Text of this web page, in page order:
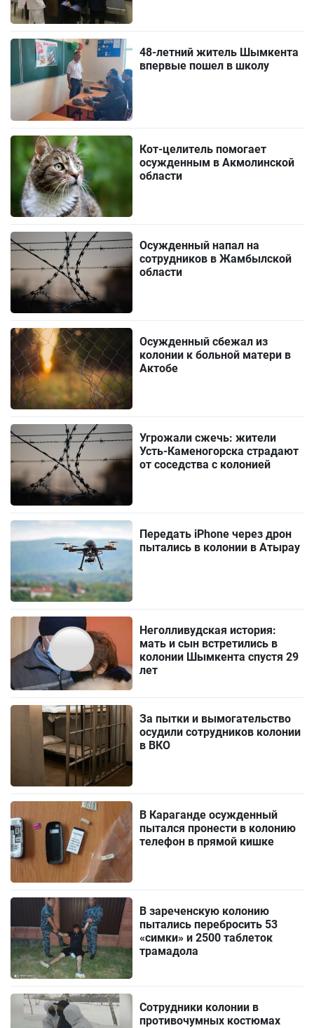
48-летний житель Шымкента
впервые пошел в школу
Кот-целитель помогает
осужденным в Акмолинской
области
Осужденный напал на
сотрудников в Жамбылской
области
Осужденный сбежал из
колонии к больной матери в
Актобе
Угрожали сжечь: жители
Усть-Каменогорска страдают
от соседства с колонией
Передать iPhone через дрон
пытались в колонии в Атырау
Неголливудская история:
мать и сын встретились в
колонии Шымкента спустя 29
лет
За пытки и вымогательство
осудили сотрудников колонии
в ВКО
В Караганде осужденный
пытался пронести в колонию
телефон в прямой кишке
В зареченскую колонию
пытались перебросить 53
«симки» и 2500 таблеток
трамадола
Сотрудники колонии в
противочумных костюмах